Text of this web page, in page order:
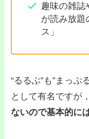
趣味の雑
が読み放題
ス」
“るるぶ”も”まっぷ
として有名ですが
ないので基本的に